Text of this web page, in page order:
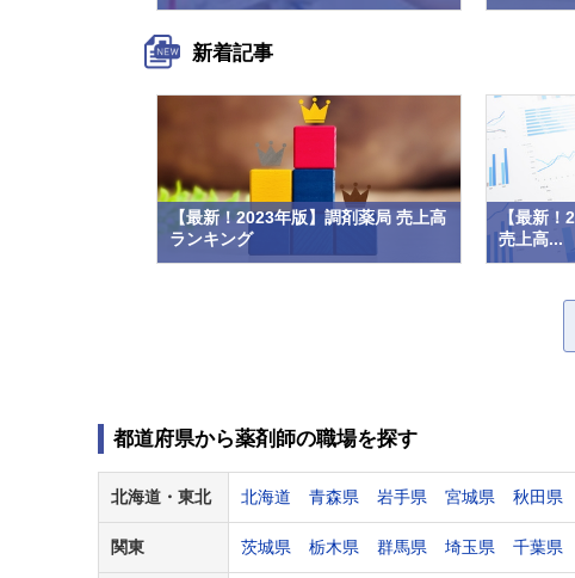
新着記事
【最新！2023年版】調剤薬局 売上高
ランキング
【最新！
売上高...
都道府県から薬剤師の職場を探す
北海道・ 東北 北海道 青森県 岩手県 宮城県 秋田県
関東 茨城県 栃木県 群馬県 埼玉県 千葉県